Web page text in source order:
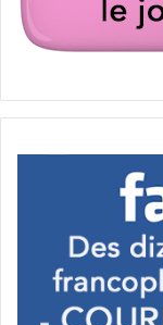
SUCH
ON
ON THE
—